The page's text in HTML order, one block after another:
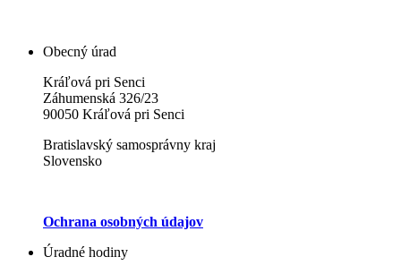
Obecný úrad
Kráľová pri Senci
Záhumenská 326/23
90050 Kráľová pri Senci
Bratislavský samosprávny kraj
Slovensko
Ochrana osobných údajov
Úradné hodiny